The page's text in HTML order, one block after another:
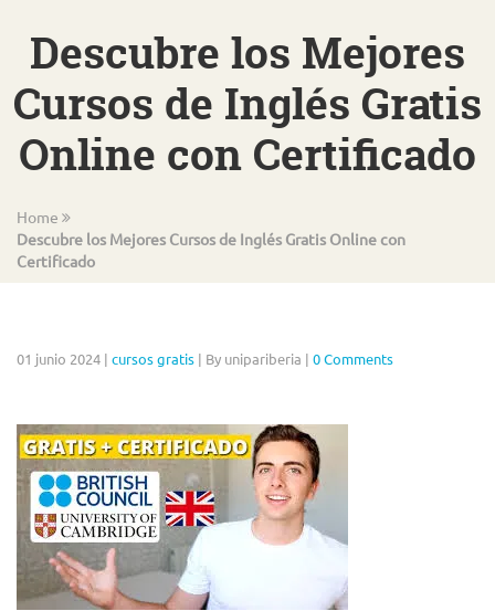
Descubre los Mejores
Cursos de Inglés Gratis
Online con Certificado
Home
Descubre los Mejores Cursos de Inglés Gratis Online con
Certificado
01 junio 2024 | cursos gratis | By unipariberia | 0 Comments